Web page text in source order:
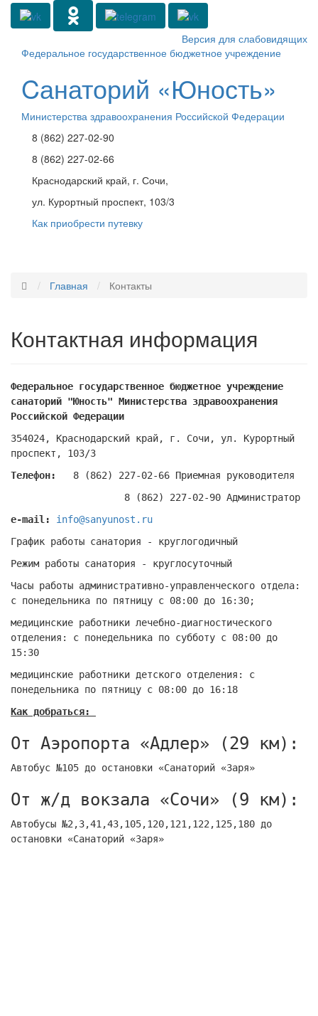
Версия для слабовидящих
Федеральное государственное бюджетное учреждение
Cанаторий «Юность»
Министерства здравоохранения Российской Федерации
8 (862) 227-02-90
8 (862) 227-02-66
Краснодарский край, г. Сочи,
ул. Курортный проспект, 103/3
Как приобрести путевку
Главная
Контакты
Контактная информация
Федеральное государственное бюджетное учреждение
санаторий "Юность" Министерства здравоохранения
Российской Федерации
354024, Краснодарский край, г. Сочи, ул. Курортный
проспект, 103/3
Телефон:
8 (862) 227-02-66 Приемная руководителя
8 (862) 227-02-90 Администратор
e-mail:
info@sanyunost.ru
График работы санатория - круглогодичный
Режим работы санатория - круглосуточный
Часы работы административно-управленческого отдела:
с понедельника по пятницу с 08:00 до 16:30;
медицинские работники лечебно-диагностического
отделения: с понедельника по субботу с 08:00 до
15:30
медицинские работники детского отделения: с
понедельника по пятницу с 08:00 до 16:18
Как добраться:
От Аэропорта «Адлер» (29 км):
Автобус №105 до остановки «Санаторий «Заря»
От ж/д вокзала «Сочи» (9 км):
Автобусы №2,3,41,43,105,120,121,122,125,180 до
остановки «Санаторий «Заря»